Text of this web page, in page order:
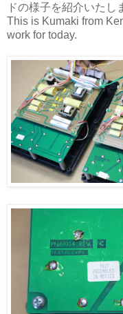
ドの様子を紹介いたし
This is Kumaki from
work for today.